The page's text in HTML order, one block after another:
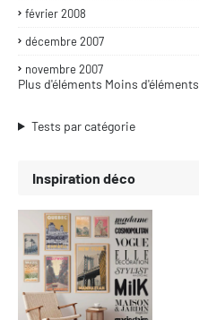
février 2008
décembre 2007
novembre 2007
Plus d'éléments Moins d'éléments
Tests par catégorie
Inspiration déco